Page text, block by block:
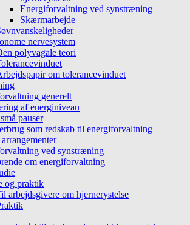
Energiforvaltning ved synstræning
Skærmarbejde
nervesystem
polyvagale teori
om tolerancevinduet
generelt
af energiniveau
pauser
som redskab til energiforvaltning
ved synstræning
om energiforvaltning
og praktik
arbejdsgivere om hjernerystelse